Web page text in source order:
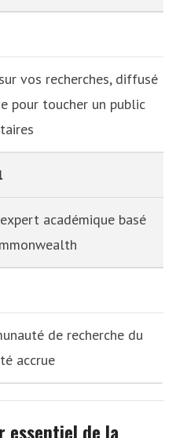
vos recherches, diffusé
pour toucher un public
académique basé
de recherche du
accrue
essentiel de la